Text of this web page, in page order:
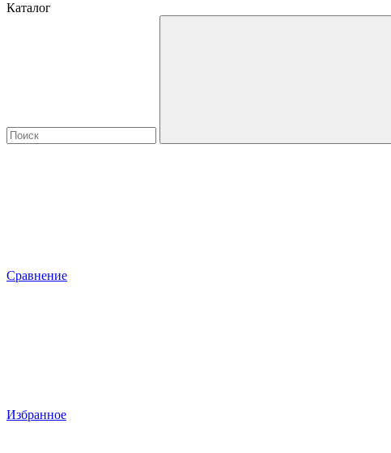
Каталог
Сравнение
Избранное